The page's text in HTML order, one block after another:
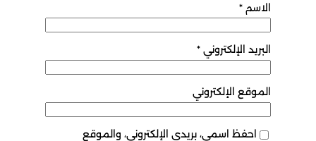
الاسم*
البريد الإلكتروني *
الموقع الإلكتروني
احفظ اسمي، بريدي الإلكتروني، والموقع